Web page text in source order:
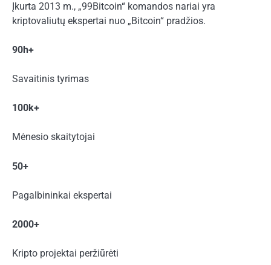
Įkurta 2013 m., „99Bitcoin“ komandos nariai yra
kriptovaliutų ekspertai nuo „Bitcoin“ pradžios.
90h+
Savaitinis tyrimas
100k+
Mėnesio skaitytojai
50+
Pagalbininkai ekspertai
2000+
Kripto projektai peržiūrėti